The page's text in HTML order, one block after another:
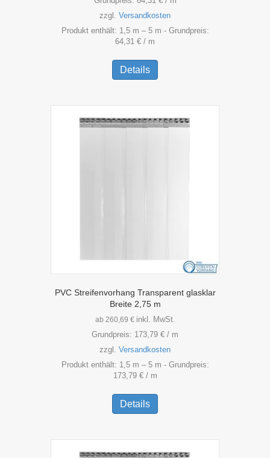
zzgl. Versandkosten
Produkt enthält: 1,5 m – 5 m - Grundpreis:
64,31 € / m
Details
weist
Varianten
auf.
Die
PVC Streifenvorhang Transparent glasklar
Breite 2,75 m
ab 260,69 € inkl. MwSt.
Grundpreis: 173,79 € / m
zzgl. Versandkosten
Produkt enthält: 1,5 m – 5 m - Grundpreis:
173,79 €/ m
Details
weist
Varianten
auf.